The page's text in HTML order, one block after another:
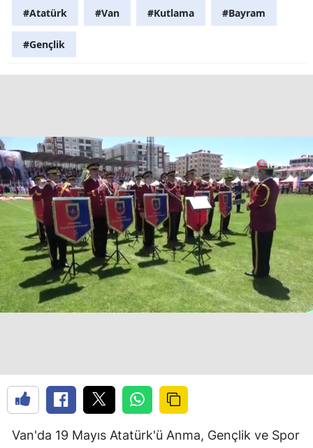
#Atatürk #Van #Kutlama #Bayram
#Gençlik
Van'da 19 Mayıs Atatürk'ü Anma, Gençlik ve Spor